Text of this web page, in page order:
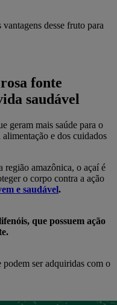
desse fruto para
fonte
saudável
geram mais saúde para o
e dos cuidados
região amazônica, o açaí é
o corpo contra a ação
e saudável.
que possuem ação
podem ser adquiridas com o